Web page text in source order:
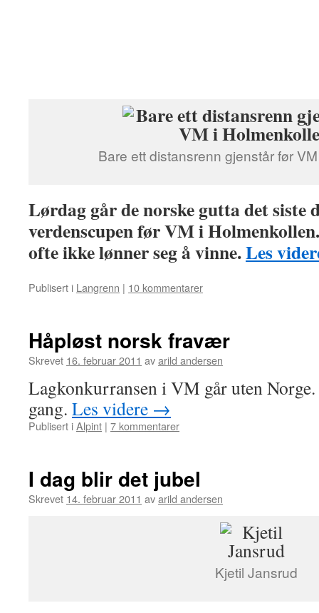
Bare ett distansrenn gjenstår før
Lørdag går de norske gutta det siste
verdenscupen før VM i
ofte ikke lønner seg å vinne.Les
Publisert i Langrenn | 10 kommentarer
Håpløst norsk fravær
Skrevet 16. februar 2011 avarild andersen
Lagkonkurransen i VM går uten
gang. Les videre →
Publisert iAlpint | 7 kommentarer
I dag blir det jubel
Skrevet 14. februar 2011 avarild andersen
Kjetil Jansrud